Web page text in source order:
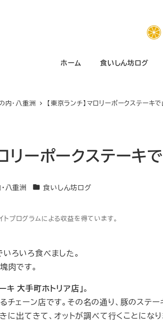
ホーム 食いしん坊ログ
内・八重洲 【東京ランチ】マロリーポークステーキ
リーポークステーキ
八重洲 カテゴリー
食いしん坊ログ
プログラムによる収益を得ています。
ろいろ食べました。
肉です。
キ 大手町ホトリア店」。
チェーン店です。その名の通り、豚のステ
きに出てきて、オットが調べて行くことになり